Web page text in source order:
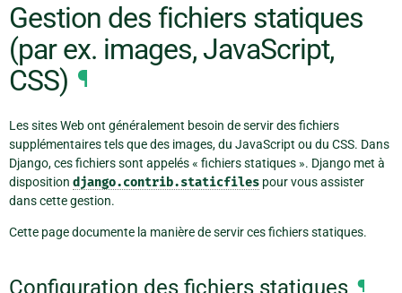
Gestion des fichiers statiques
(par ex. images, JavaScript,
CSS) ¶
Les sites Web ont généralement besoin de servir des fichiers
supplémentaires tels que des images, du JavaScript ou du CSS. Dans
Django, ces fichiers sont appelés « fichiers statiques ». Django met à
disposition django.contrib.staticfiles pour vous assister
dans cette gestion.
Cette page documente la manière de servir ces fichiers statiques.
Configuration des fichiers statiques ¶